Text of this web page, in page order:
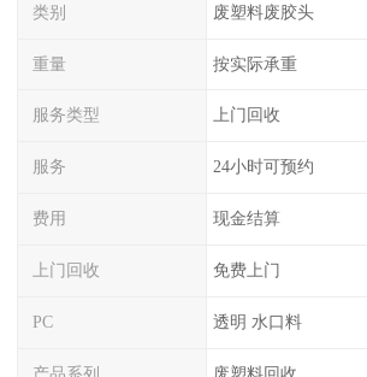
类别 废塑料废胶头
重量 按实际承重
服务类型 上门回收
服务 24小时可预约
费用 现金结算
上门回收 免费上门
PC 透明 水口料
产品系列 废塑料回收